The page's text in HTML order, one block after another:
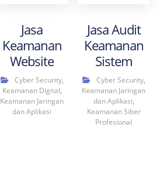
Jasa
Keamanan
Website
Cyber Security,
Keamanan Digital,
Keamanan Jaringan
dan Aplikasi
Jasa Audit
Keamanan
Sistem
Cyber Security,
Keamanan Jaringan
dan Aplikasi,
Keamanan Siber
Profesional